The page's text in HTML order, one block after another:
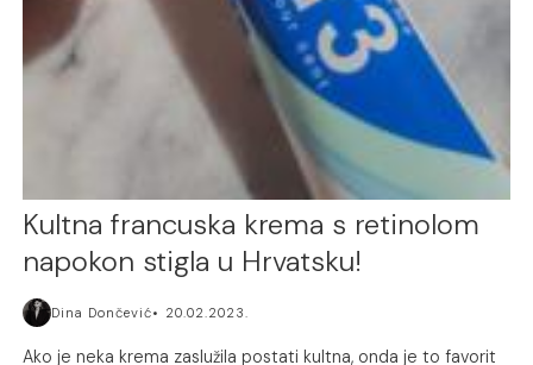
Kultna francuska krema s retinolom
napokon stigla u Hrvatsku!
Dina Dončević 20.02.2023.
Ako je neka krema zaslužila postati kultna, onda je to favorit